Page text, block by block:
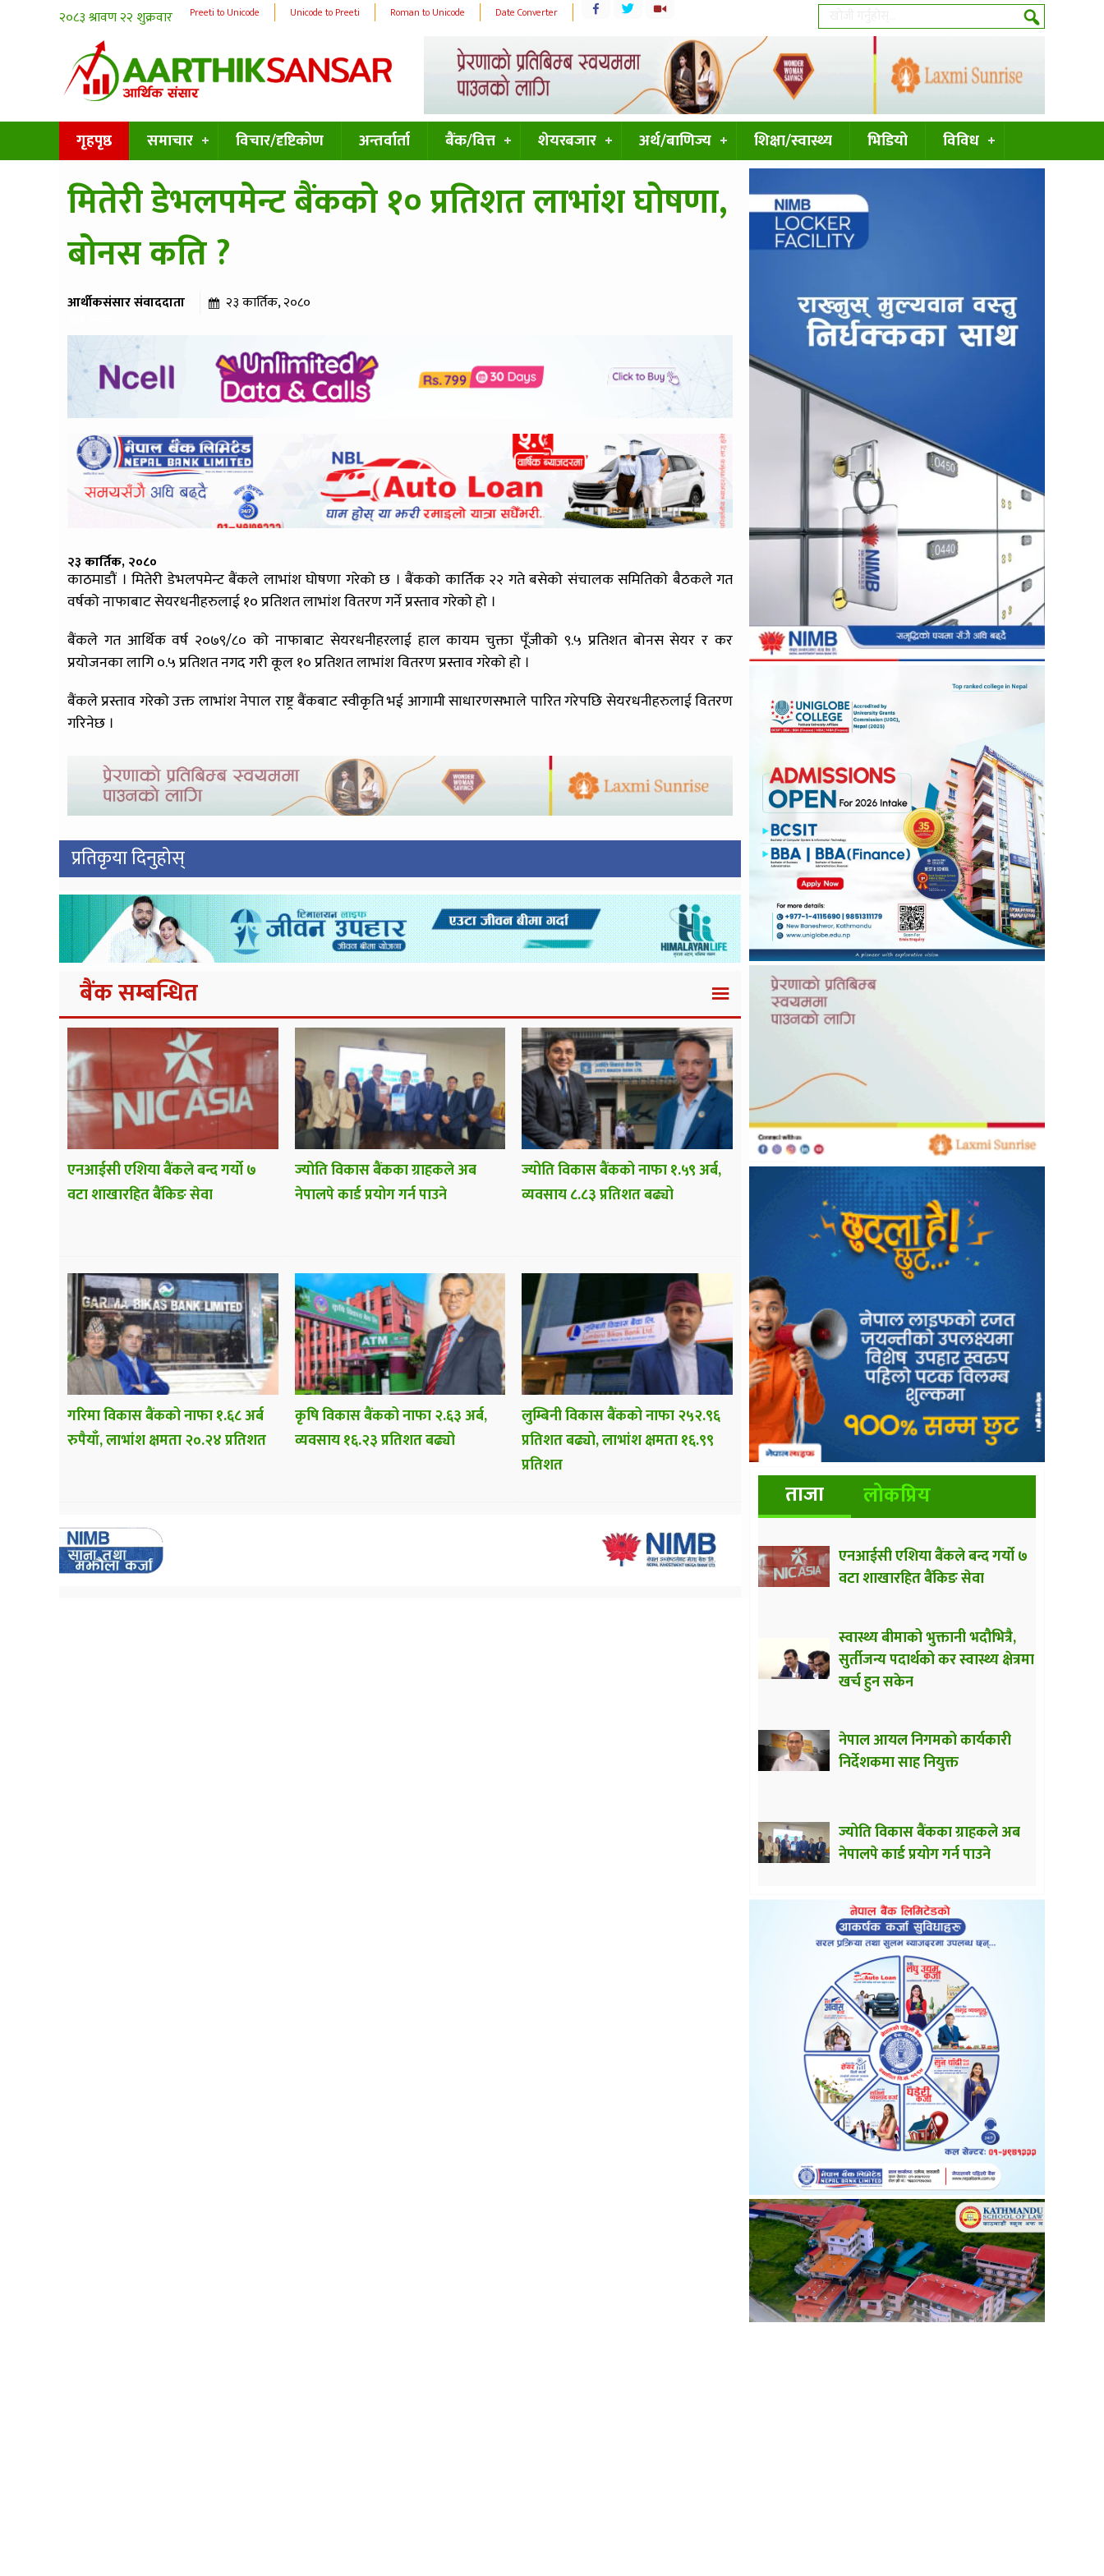
Preeti to Unicode Unicode to Preeti Roman to Unicode Date Converter
गृहपृष्ठ समाचार विचार/दृष्टिकोण अन्तर्वार्ता बैंक/वित्त शेयरबजार अर्थ/बाणिज्य शिक्षा/स्वास्थ्य भिडियो विविध
मितेरी डेभलपमेन्ट बैंकको १० प्रतिशत लाभांश घोषणा,
बोनस कति ?
आर्थीकसंसार संवाददाता २३ कार्तिक, २०८०
२३ कार्तिक, २०८०
काठमाडौं । मितेरी डेभलपमेन्ट बैंकले लाभांश घोषणा गरेको छ । बैंकको कार्तिक २२ गते बसेको संचालक समितिको बैठकले गत
वर्षको नाफाबाट सेयरधनीहरुलाई १० प्रतिशत लाभांश वितरण गर्ने प्रस्ताव गरेको हो ।
बैंकले गत आर्थिक वर्ष २०७९/८० को नाफाबाट सेयरधनीहरलाई हाल कायम चुक्ता पूँजीको ९.५ प्रतिशत बोनस सेयर र कर
प्रयोजनका लागि ०.५ प्रतिशत नगद गरी कूल १० प्रतिशत लाभांश वितरण प्रस्ताव गरेको हो ।
बैंकले प्रस्ताव गरेको उक्त लाभांश नेपाल राष्ट्र बैंकबाट स्वीकृति भई आगामी साधारणसभाले पारित गरेपछि सेयरधनीहरुलाई वितरण
गरिनेछ ।
प्रतिकृया दिनुहोस्
बैंक सम्बन्धित
एनआईसी एशिया बैंकले बन्द गर्यो ७
वटा शाखारहित बैंकिङ सेवा
ज्योति विकास बैंकका ग्राहकले अब
नेपालपे कार्ड प्रयोग गर्न पाउने
ज्योति विकास बैंकको नाफा १.५९ अर्ब,
व्यवसाय ८.८३ प्रतिशत बढ्यो
गरिमा विकास बैंकको नाफा १.६८ अर्ब
रुपैयाँ, लाभांश क्षमता २०.२४ प्रतिशत
कृषि विकास बैंकको नाफा २.६३ अर्ब,
व्यवसाय १६.२३ प्रतिशत बढ्यो
लुम्बिनी विकास बैंकको नाफा २५२.९६
प्रतिशत बढ्यो, लाभांश क्षमता १६.९९
प्रतिशत
ताजा लोकप्रिय
एनआईसी एशिया बैंकले बन्द गर्यो ७
वटा शाखारहित बैंकिङ सेवा
स्वास्थ्य बीमाको भुक्तानी भदौभित्रै,
सुर्तीजन्य पदार्थको कर स्वास्थ्य क्षेत्रमा
खर्च हुन सकेन
नेपाल आयल निगमको कार्यकारी
निर्देशकमा साह नियुक्त
ज्योति विकास बैंकका ग्राहकले अब
नेपालपे कार्ड प्रयोग गर्न पाउने